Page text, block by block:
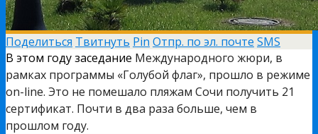
Поделиться Твитнуть Pin Отпр. по эл. почте SMS
В этом году заседание Международного жюри, в
рамках программы «Голубой флаг», прошло в режиме
on-line. Это не помешало пляжам Сочи получить 21
сертификат. Почти в два раза больше, чем в
прошлом году.